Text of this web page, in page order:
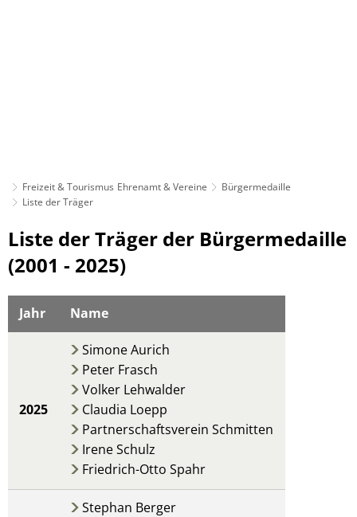
Freizeit & Tourismus Ehrenamt & Vereine
Bürgermedaille
Liste der Träger
Liste
der
Träger
Liste der Träger der Bürgermedaille
(2001 - 2025)
Jahr Name
2025
Simone Aurich
Peter Frasch
Volker Lehwalder
Claudia Loepp
Partnerschaftsverein Schmitten
Irene Schulz
Friedrich-Otto Spahr
Stephan Berger